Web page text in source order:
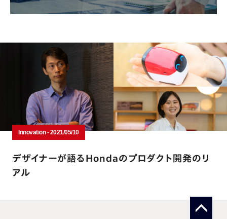
Innovation - 2021/05/10
デザイナーが語るHondaのプロダクト開発のリ
アル